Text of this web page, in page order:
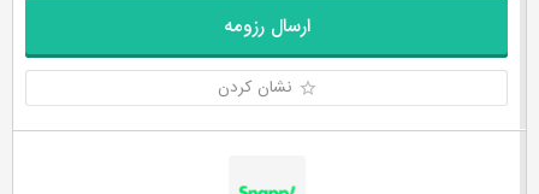
ارسال رزومه
نشان کردن